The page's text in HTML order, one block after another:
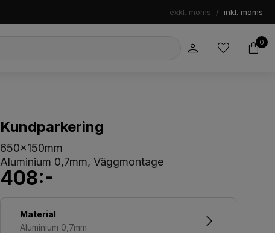
exkl. moms / inkl. moms
0
Kundparkering
650x150mm
Aluminium 0,7mm, Väggmontage
408:-
Material
Aluminium 0,7mm